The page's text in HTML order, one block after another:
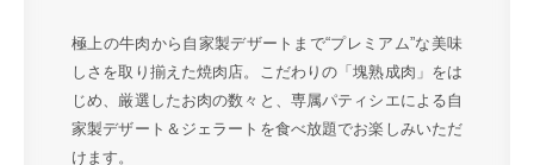
極上の牛肉から自家製デザートまで“プレミアム”な美味
しさを取り揃えた焼肉店。こだわりの「塊熟成肉」をは
じめ、厳選したお肉の数々と、専属パティシエによる自
家製デザート＆ジェラートを食べ放題でお楽しみいただ
けます。